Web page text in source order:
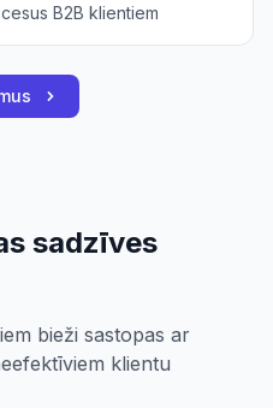
B2B klientiem
sadzīves
bieži sastopas ar
klientu